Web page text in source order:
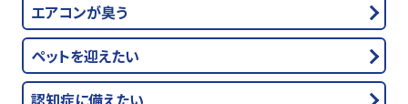
エアコンが臭う
ペットを迎えたい
認知症に備えたい